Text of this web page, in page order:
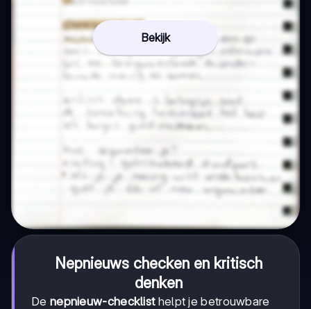
Bekijk
Nepnieuws checken en kritisch
denken
De nepnieuw-checklisthelpt je betrouwbare